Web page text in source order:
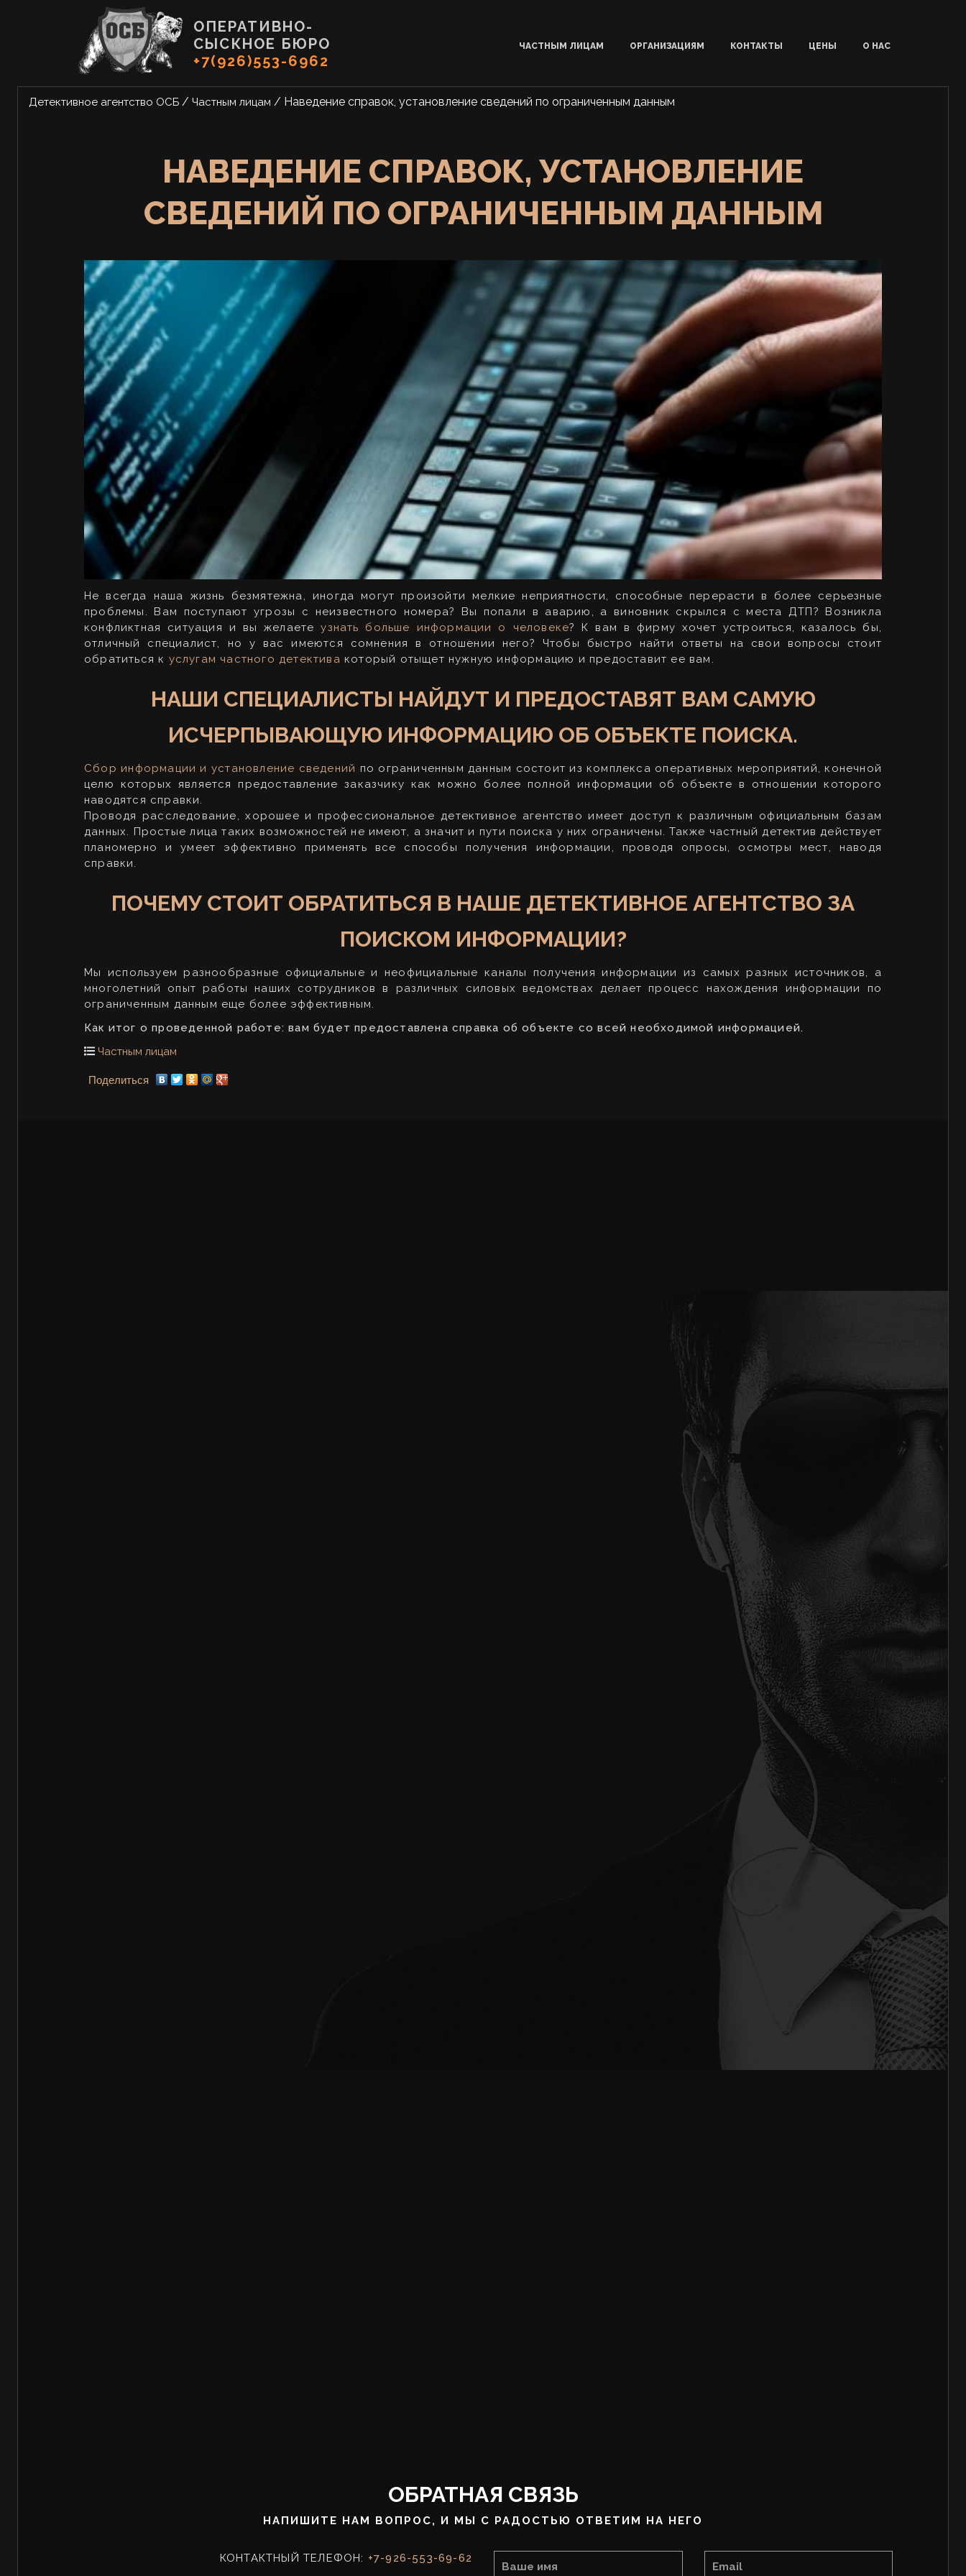
ОПЕРАТИВНО-
СЫСКНОЕ БЮРО
+7(926)553-6962
ЧАСТНЫМ ЛИЦАМ ОРГАНИЗАЦИЯМ КОНТАКТЫ ЦЕНЫ О НАС
Детективное агентство ОСБ / Частным лицам / Наведение справок, установление сведений по ограниченным данным
НАВЕДЕНИЕ СПРАВОК, УСТАНОВЛЕНИЕ
СВЕДЕНИЙ ПО ОГРАНИЧЕННЫМ ДАННЫМ
Не всегда наша жизнь безмятежна, иногда могут произойти мелкие неприятности, способные перерасти в более серьезные
проблемы. Вам поступают угрозы с неизвестного номера? Вы попали в аварию, а виновник скрылся с места ДТП? Возникла
конфликтная ситуация и вы желаетеузнать больше информации о человеке? К вам в фирму хочет устроиться, казалось бы,
отличный специалист, но у вас имеются сомнения в отношении него? Чтобы быстро найти ответы на свои вопросы стоит
обратиться к услугам частного детектива который отыщет нужную информацию и предоставит ее вам.
НАШИ СПЕЦИАЛИСТЫ НАЙДУТ И ПРЕДОСТАВЯТ ВАМ САМУЮ
ИСЧЕРПЫВАЮЩУЮ ИНФОРМАЦИЮ ОБ ОБЪЕКТЕ ПОИСКА.
Сбор информации и установление сведений по ограниченным данным состоит из комплекса оперативных мероприятий, конечной
целю которых является предоставление заказчику как можно более полной информации об объекте в отношении которого
наводятся справки.
Проводя расследование, хорошее и профессиональное детективное агентство имеет доступ к различным официальным базам
данных. Простые лица таких возможностей не имеют, а значит и пути поиска у них ограничены. Также частный детектив действует
планомерно и умеет эффективно применять все способы получения информации, проводя опросы, осмотры мест, наводя
справки.
ПОЧЕМУ СТОИТ ОБРАТИТЬСЯ В НАШЕ ДЕТЕКТИВНОЕ АГЕНТСТВО ЗА
ПОИСКОМ ИНФОРМАЦИИ?
Мы используем разнообразные официальные и неофициальные каналы получения информации из самых разных источников, а
многолетний опыт работы наших сотрудников в различных силовых ведомствах делает процесс нахождения информации по
ограниченным данным еще более эффективным.
Как итог о проведенной работе: вам будет предоставлена справка об объекте со всей необходимой информацией.
Частным лицам
Поделиться
ОБРАТНАЯ СВЯЗЬ
НАПИШИТЕ НАМ ВОПРОС, И МЫ С РАДОСТЬЮ ОТВЕТИМ НА НЕГО
КОНТАКТНЫЙ ТЕЛЕФОН: +7-926-553-69-62